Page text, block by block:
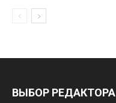
ВЫБОР РЕДАКТОРА